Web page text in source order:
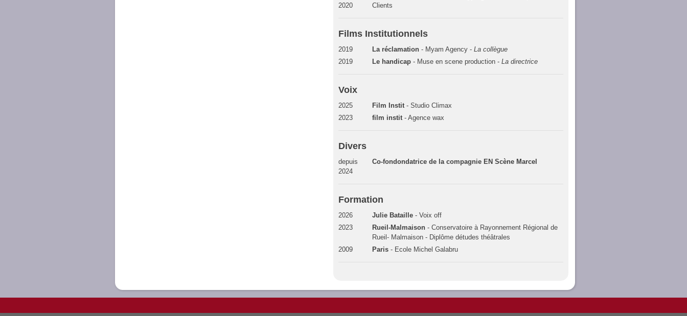
2020
Clients
Films Institutionnels
2019 La réclamation - Myam Agency -La collègue
2019
Le handicap - Muse en scene production -La directrice
Voix
2025 Film Instit- Studio Climax
2023
film instit- Agence wax
Divers
depuis
2024
Co-fondondatrice de la compagnie EN Scène Marcel
Formation
2026 Julie Bataille - Voix off
2023
Rueil-Malmaison - Conservatoire à Rayonnement Régional de
Rueil- Malmaison - Diplôme détudes théâtrales
2009
Paris - Ecole Michel Galabru